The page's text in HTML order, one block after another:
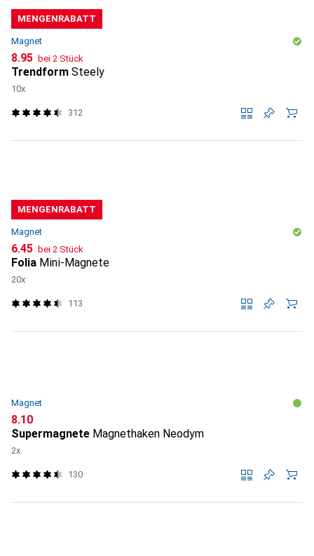
MENGENRABATT
Magnet
CHF
8.95 bei 2 Stück
Trendform Steely
10x
312
MENGENRABATT
Magnet
CHF
6.45 bei 2 Stück
Folia Mini-Magnete
20x
113
Magnet
CHF
8.10
Supermagnete Magnethaken Neodym
2x
130